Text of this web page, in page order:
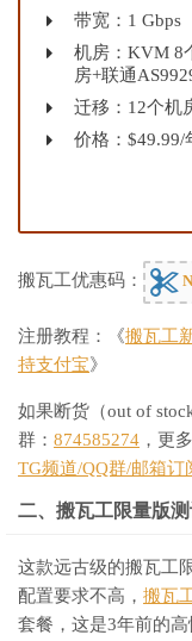
带宽：1 Gbps
机房：KVM 8
房+联通
迁移：12个机
价格：$49.99/
搬瓦工优惠码：
注册教程：《搬瓦工
持支付宝》
如果断货（out of
群： 874585274 ，更
TG频道/QQ群/邮箱订
二、搬瓦工限量版
这款远古级的搬瓦工
配置要求不高， 搬瓦
套餐，这是3年前的